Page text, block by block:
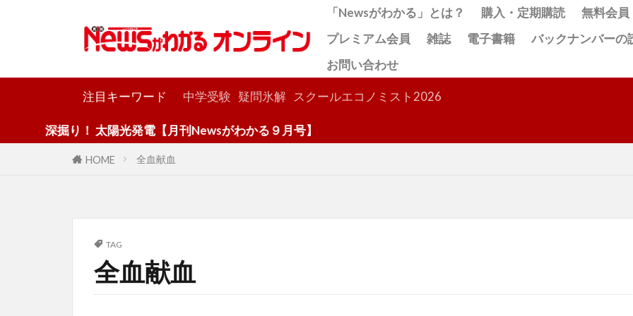
「Newsがわかる」とは？ 購入・定期購読
無料会員
プレミアム会員
雑誌 電子書籍
バックナンバーの
お問い合わせ
注目キーワード 中学受験 疑問氷解 スクールエコノミスト2026
深掘り！ 太陽光発電【月刊Newsがわかる９月号】
HOME 全血献血
TAG
全血献血
検索